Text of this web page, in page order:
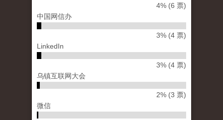
4% (6 票)
中国网信办
3% (4 票)
LinkedIn
3% (4 票)
乌镇互联网大会
2% (3 票)
微信